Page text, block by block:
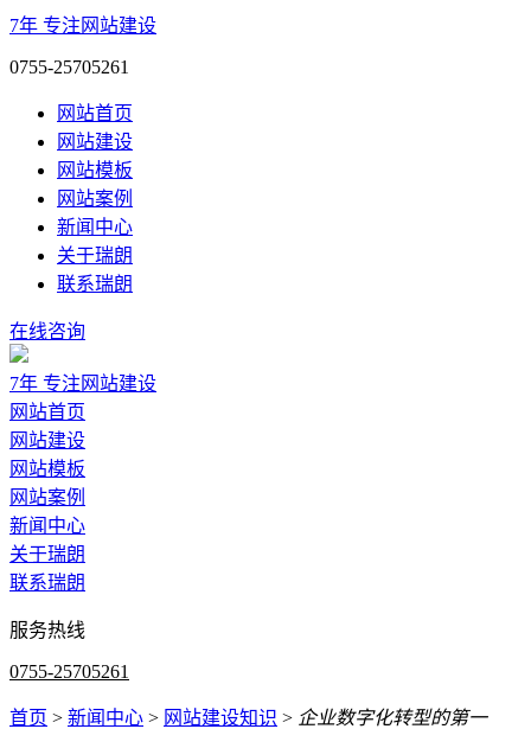
7年 专注网站建设
0755-25705261
网站首页
网站建设
网站模板
网站案例
新闻中心
关于瑞朗
联系瑞朗
在线咨询
7年 专注网站建设
网站首页
网站建设
网站模板
网站案例
新闻中心
关于瑞朗
联系瑞朗
服务热线
0755-25705261
首页 > 新闻中心 > 网站建设知识 > 企业数字化转型的第一